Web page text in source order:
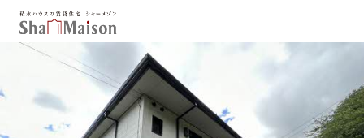
保存した条件
新着メール設定
最近見た物件